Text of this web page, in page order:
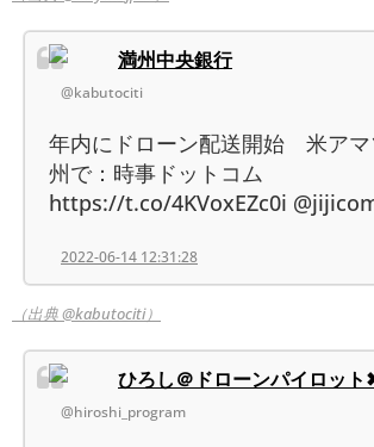
満州中央銀行
@kabutociti
年内にドローン配送開始 米アマ
州で：時事ドットコム
https://t.co/4KVoxEZc0i
2022-06-14 12:31:28
（出典 @kabutociti）
ひろし＠ドローンパイロッ
@hiroshi_program